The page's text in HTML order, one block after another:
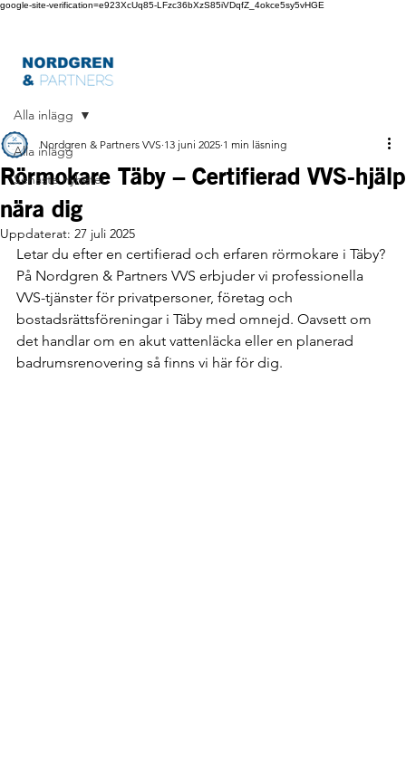
google-site-verification=e923XcUq85-LFzc36bXzS85iVDqfZ_4okce5sy5vHGE
Alla inlägg
Senaste nyheter
Alla inlägg
Rörmokare Täby – Certifierad VVS-hjälp
nära dig
Nordgren & Partners VVS 13 juni 2025 1 min läsning
Uppdaterat: 27 juli 2025
Letar du efter en certifierad och erfaren rörmokare i Täby?
På Nordgren & Partners VVS erbjuder vi professionella
VVS-tjänster för privatpersoner, företag och
bostadsrättsföreningar i Täby med omnejd. Oavsett om
det handlar om en akut vattenläcka eller en planerad
badrumsrenovering så finns vi här för dig.